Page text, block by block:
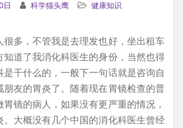
日 科学猫头鹰 健康知识
很多，不管我是去理发也好，坐出租车
知道了我消化科医生的身份，当然也得
是干什么的，一般下一句话就是咨询自
朋友的胃炎了。随着现在胃镜检查的普
镜的病人，如果没有更严重的情况，
。大概没有几个中国的消化科医生曾经